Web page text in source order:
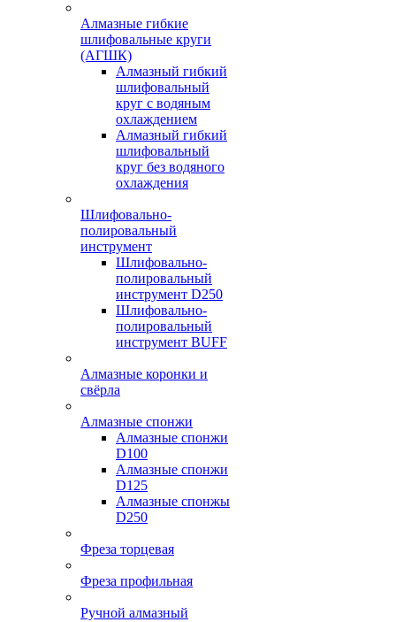
Алмазные гибкие
шлифовальные круги
(АГШК)
Алмазный гибкий
шлифовальный
круг с водяным
охлаждением
Алмазный гибкий
шлифовальный
круг без водяного
охлаждения
Шлифовально-
полировальный
инструмент
Шлифовально-
полировальный
инструмент D250
Шлифовально-
полировальный
инструмент BUFF
Алмазные коронки и
свёрла
Алмазные спонжи
Алмазные спонжи
D100
Алмазные спонжи
D125
Алмазные спонжы
D250
Фреза торцевая
Фреза профильная
Ручной алмазный